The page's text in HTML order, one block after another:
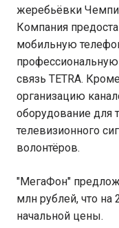
жеребьёвки
Компания
мобильную
связь TETRA.
организацию
оборудование для
телевизионного
волонтёров.
"МегаФон"
млн рублей, что
начальной цены.